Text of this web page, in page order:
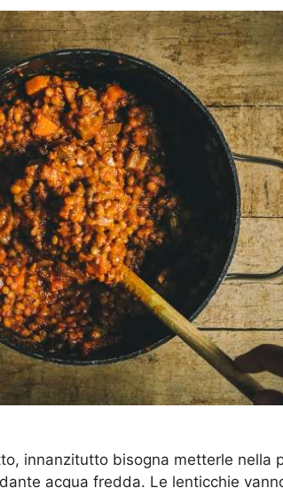
innanzitutto bisogna metterle nella
acqua fredda. Le lenticchie